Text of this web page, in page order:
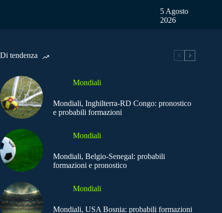
5 Agosto
2026
Di tendenza
Mondiali
Mondiali, Inghilterra-RD Congo: pronostico
e probabili formazioni
Mondiali
Mondiali, Belgio-Senegal: probabili
formazioni e pronostico
Mondiali
Mondiali, USA Bosnia: probabili formazioni